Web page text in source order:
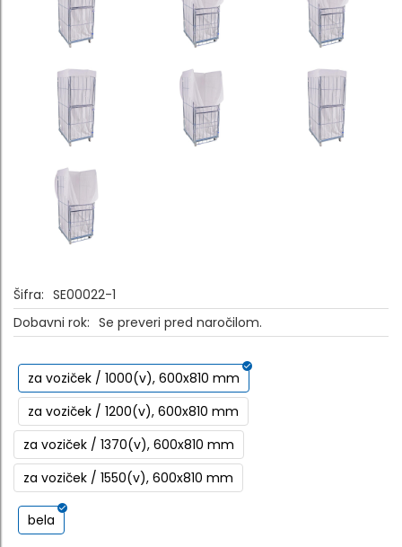
Šifra: SE00022-1
Dobavni rok: Se preveri pred naročilom.
za voziček / 1000(v), 600x810 mm
za voziček / 1200(v), 600x810 mm
za voziček / 1370(v), 600x810 mm
za voziček / 1550(v), 600x810 mm
bela